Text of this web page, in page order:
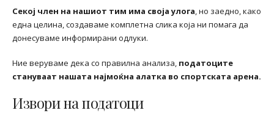
Секој член на нашиот тим има своја улога, но заедно, како
една целина, создаваме комплетна слика која ни помага да
донесуваме информирани одлуки.
Ние веруваме дека со правилна анализа, податоците
стануваат нашата најмоќна алатка во спортската арена.
Извори на податоци